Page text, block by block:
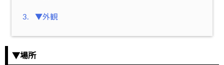
3. ▼外観
▼場所